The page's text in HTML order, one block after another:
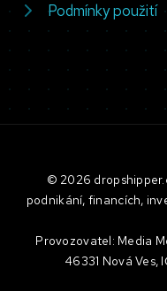
Podmínky použití
© 2026
podnikání, financích,
Provozovatel: Media
46331 Nová Ves,